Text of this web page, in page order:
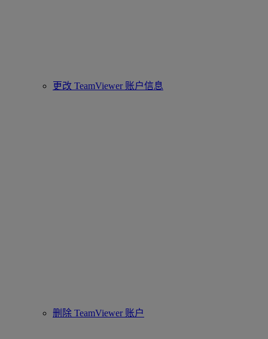
更改 TeamViewer 账户信息
删除 TeamViewer 账户